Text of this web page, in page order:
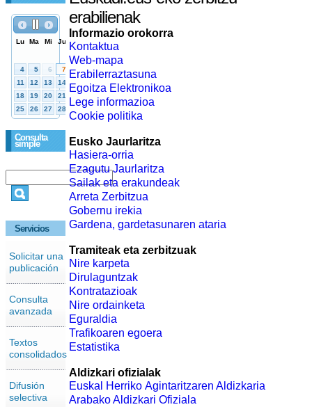
Consulta
simple
Servicios
Solicitar una
publicación
Consulta
avanzada
Textos
consolidados
Difusión
selectiva
erabilienak
Informazio orokorra
Kontaktua
Web-mapa
Erabilerraztasuna
Egoitza Elektronikoa
Lege informazioa
Cookie politika
Eusko Jaurlaritza
Hasiera-orria
Ezagutu Jaurlaritza
Sailak eta erakundeak
Arreta Zerbitzua
Gobernu irekia
Gardena, gardetasunaren ataria
Tramiteak eta zerbitzuak
Nire karpeta
Dirulaguntzak
Kontratazioak
Nire ordainketa
Eguraldia
Trafikoaren egoera
Estatistika
Aldizkari ofizialak
Euskal Herriko Agintaritzaren Aldizkaria
Arabako Aldizkari Ofiziala